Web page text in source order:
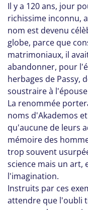
Il y a 120 ans, jour
richissime inconnu,
nom est devenu
globe, parce que
matrimoniaux, il
abandonner, pour
herbages de Passy,
soustraire à
La renommée
noms d'Akademos
qu'aucune de leurs
mémoire des
trop souvent
science mais un art,
l'imagination.
Instruits par ces
attendre que l'oubli